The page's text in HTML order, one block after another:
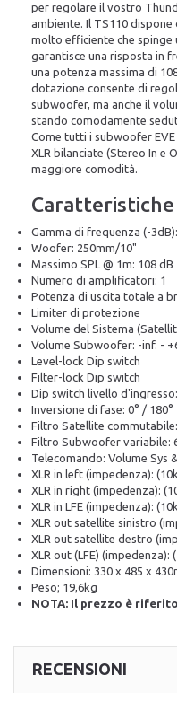
per regolare il vostro
ambiente. Il TS110
molto efficiente che spinge
garantisce una risposta in
una potenza massima di
dotazione consente di
subwoofer, ma anche il
stando comodamente
Come tutti i subwoofer
XLR bilanciate (Stereo In e
maggiore comodità.
Caratteristiche
Gamma di frequenza (-
Woofer: 250mm/10"
Massimo SPL @ 1m: 108 dB
Numero di amplificatori: 1
Potenza di uscita totale a
Limiter di protezione
Volume del Sistema
Volume Subwoofer: -inf. -
Level-lock Dip switch
Filter-lock Dip switch
Dip switch livello
Inversione di fase: 0° / 180°
Filtro Satellite
Filtro Subwoofer variabile:
Telecomando: Volume Sys
XLR in left (impedenza):
XLR in right (impedenza):
XLR in LFE (impedenza):
XLR out satellite sinistro
XLR out satellite destro
XLR out (LFE) (impedenza):
Dimensioni: 330 x 485 x
Peso; 19,6kg
NOTA: Il prezzo è
RECENSIONI